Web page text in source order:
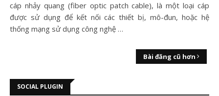
cáp nhảy quang (fiber optic patch cable), là một loại cáp
được sử dụng để kết nối các thiết bị, mô-đun, hoặc hệ
thống mạng sử dụng công nghệ …
Bài đăng cũ hơn
SOCIAL PLUGIN